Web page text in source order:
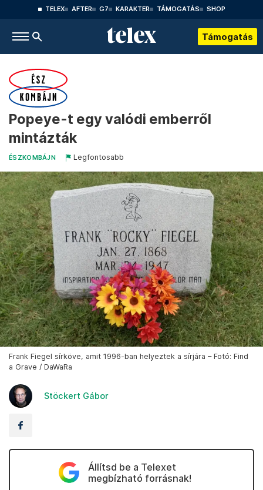
TELEX AFTER G7 KARAKTER TÁMOGATÁS SHOP
Támogatás
Popeye-t egy valódi emberről
mintázták
ÉSZKOMBÁJN Legfontosabb
Frank Fiegel sírköve, amit 1996-ban helyeztek a sírjára – Fotó: Find
a Grave / DaWaRa
Stöckert Gábor
Állítsd be a Telexet
megbízható forrásnak!